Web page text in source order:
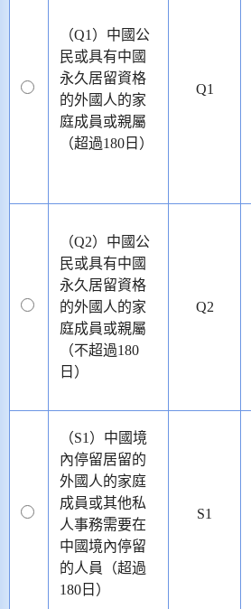
（Q1）中國公
民或具有中國
永久居留資格
的外國人的家
庭成員或親屬
（超過180日）
Q1
（Q2）中國公
民或具有中國
永久居留資格
的外國人的家
庭成員或親屬
（不超過180
日）
Q2
（S1）中國境
內停留居留的
外國人的家庭
成員或其他私
人事務需要在
中國境內停留
的人員（超過
180日）
S1